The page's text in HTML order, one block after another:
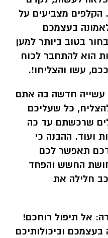
מצביעים על
בעצמכם
בטוב ביותר למען
הוא להתחבר לכוח
עשו והצליחו!.
עשייה חדשה בה אתם
כל שעליכם
שרכשתם עד כה
ועוד. ההבנה כי
תאפשר לכם
החשש והפחד
חלילה את
אל תיפול רוחכם!
וביכולותיכם